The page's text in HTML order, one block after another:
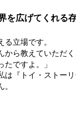
を広げてくれる
立場です。
ら教えていただ
たですよ。」
『トイ・ストー